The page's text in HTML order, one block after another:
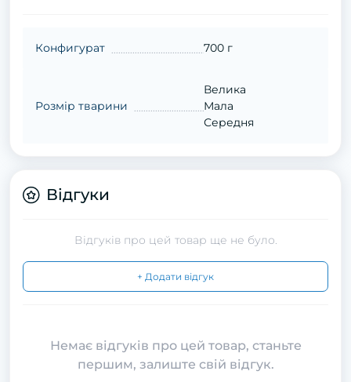
Конфигурат 700 г
Розмір тварини
Велика
Мала
Середня
Відгуки
Відгуків про цей товар ще не було.
+ Додати відгук
Немає відгуків про цей товар, станьте
першим, залиште свій відгук.